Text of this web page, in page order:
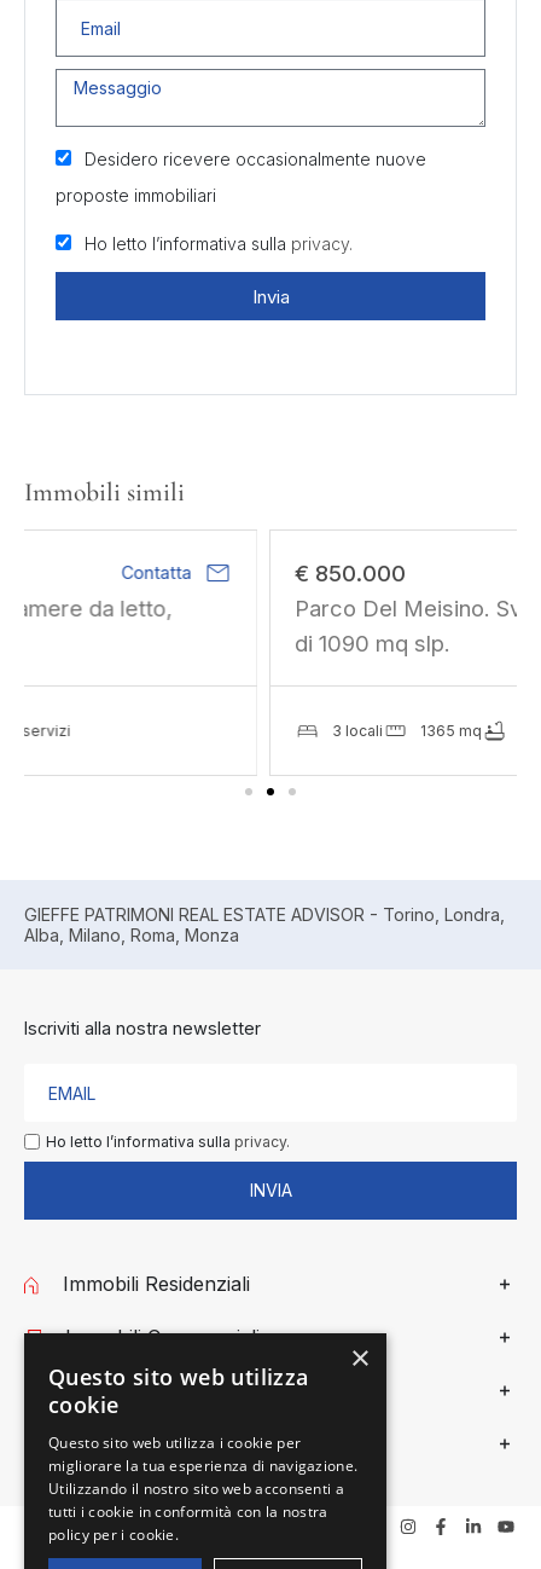
Desidero ricevere occasionalmente nuove
proposte immobiliari
Ho letto l’informativa sulla privacy.
Invia
Immobili simili
€ 850.000 Contatta
Parco Del Meisino. Sviluppo residenziale
2 servizi
GIEFFE PATRIMONI REAL ESTATE ADVISOR - Torino, Londra,
Alba, Milano, Roma, Monza
Iscriviti alla nostra newsletter
Ho letto l’informativa sulla privacy.
INVIA
Immobili Residenziali
Immobili Commerciali
Gieffe Patrimoni
Privacy
×
Questo sito web utilizza
cookie
Questo sito web utilizza i cookie per
migliorare la tua esperienza di navigazione.
Utilizzando il nostro sito web acconsenti a
tutti i cookie in conformità con la nostra
policy per i cookie.